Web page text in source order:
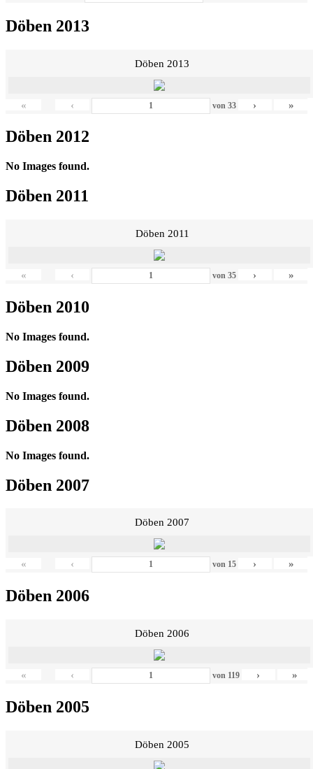
Döben 2013
Döben 2013
« ‹ von 33 › »
Döben 2012
No Images found.
Döben 2011
Döben 2011
« ‹ von 35 › »
Döben 2010
No Images found.
Döben 2009
No Images found.
Döben 2008
No Images found.
Döben 2007
Döben 2007
« ‹ von 15 › »
Döben 2006
Döben 2006
« ‹ von 119 › »
Döben 2005
Döben 2005